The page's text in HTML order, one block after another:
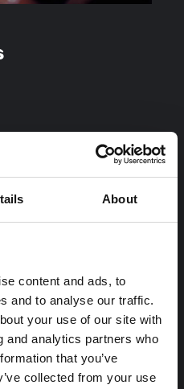
About
content and ads, to
and to analyse our traffic.
your use of our site with
and analytics partners who
that you’ve
collected from your use
gällt för män
väldigtolikarätt
prideveckan kan
under de senaste